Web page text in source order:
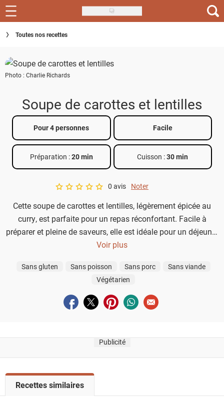
Skip
to
main
Recettes
Inspirations
Conseils
Menu de la semaine
Actus
Téléchargez l'app Saveurs Recettes
Index des recettes
Toutes nos recettes
Photo : Charlie Richards
Soupe de carottes et lentilles
Pour 4 personnes Facile
Préparation :20 min Cuisson :30 min
A star rating of 0 out of 5.
0 avis Noter
Cette soupe de carottes et lentilles, légèrement épicée au
curry, est parfaite pour un repas réconfortant. Facile à
préparer et pleine de saveurs, elle est idéale pour un déjeuner
léger et nourrissant, avec moins de 300 calories par portion.
Voir plus
Sans gluten Sans poisson Sans porc
Sans viande
Végétarien
Partager sur facebook
Partager sur twitter
Partager sur pinterest
Partager sur whatsapp
Envoyer à un ami
Publicité
o
Recettes similaires